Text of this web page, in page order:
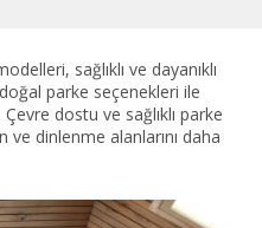
sağlıklı ve dayanıklı
parke seçenekleri ile
dostu ve sağlıklı parke
ve dinlenme alanlarını daha